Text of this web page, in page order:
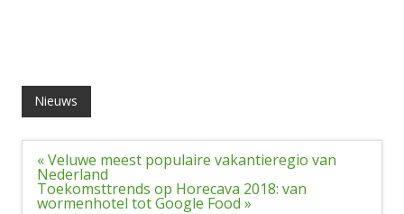
Nieuws
Bericht
navigatie
« Veluwe meest populaire vakantieregio van
Nederland
Toekomsttrends op Horecava 2018: van
wormenhotel tot Google Food »